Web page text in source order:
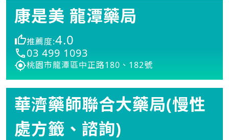
康是美 龍潭藥局
推薦度:4.0
03 499 1093
桃園市龍潭區中正路180、182號
華濟藥師聯合大藥局(慢性
處方籤、諮詢)